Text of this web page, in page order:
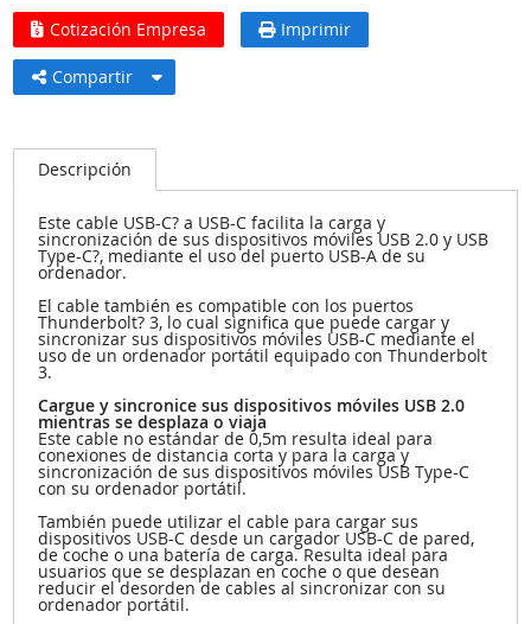
Cotización Empresa Imprimir
Compartir
Descripción
Este cable USB-C? a USB-C facilita la carga y
sincronización de sus dispositivos móviles USB 2.0 y USB
Type-C?, mediante el uso del puerto USB-A de su
ordenador.
El cable también es compatible con los puertos
Thunderbolt? 3, lo cual significa que puede cargar y
sincronizar sus dispositivos móviles USB-C mediante el
uso de un ordenador portátil equipado con Thunderbolt
3.
Cargue y sincronice sus dispositivos móviles USB 2.0
mientras se desplaza o viaja
Este cable no estándar de 0,5m resulta ideal para
conexiones de distancia corta y para la carga y
sincronización de sus dispositivos móviles USB Type-C
con su ordenador portátil.
También puede utilizar el cable para cargar sus
dispositivos USB-C desde un cargador USB-C de pared,
de coche o una batería de carga. Resulta ideal para
usuarios que se desplazan en coche o que desean
reducir el desorden de cables al sincronizar con su
ordenador portátil.